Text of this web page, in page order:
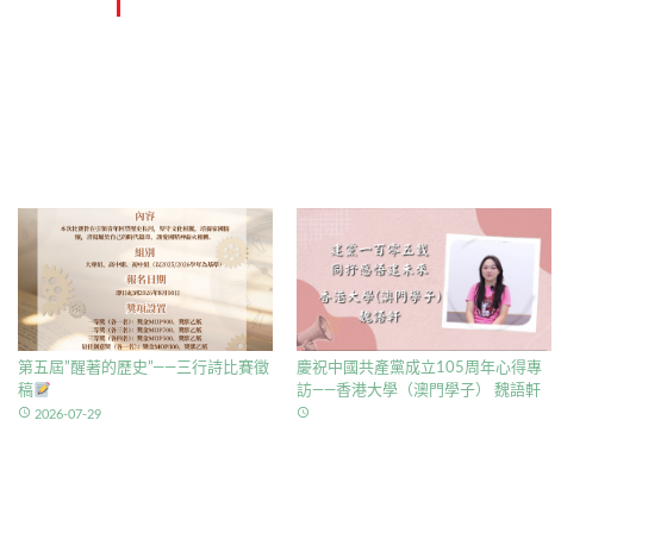
第五屆”醒著的歷史”——三行詩比賽徵
稿
access_time 2026-07-29
慶祝中國共產黨成立105周年心得專
訪——香港大學（澳門學子） 魏語軒
access_time